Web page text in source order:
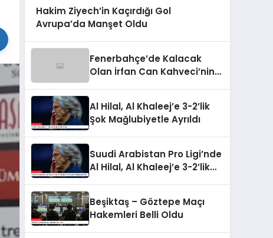
Hakim Ziyech’in Kaçırdığı Gol
Avrupa’da Manşet Oldu
Fenerbahçe’de Kalacak
Olan İrfan Can Kahveci’nin
Al Hilal, Al Khaleej’e 3-2’lik
Şok Mağlubiyetle Ayrıldı
Suudi Arabistan Pro Ligi’nde
Al Hilal, Al Khaleej’e 3-2’lik
Beşiktaş – Göztepe Maçı
Hakemleri Belli Oldu